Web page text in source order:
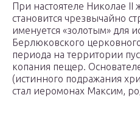
При настоятеле Николае II
становится чрезвычайно
именуется «золотым» для
Берлюковского
периода на территории
копания пещер.
(истинного подражания
стал иеромонах Максим,